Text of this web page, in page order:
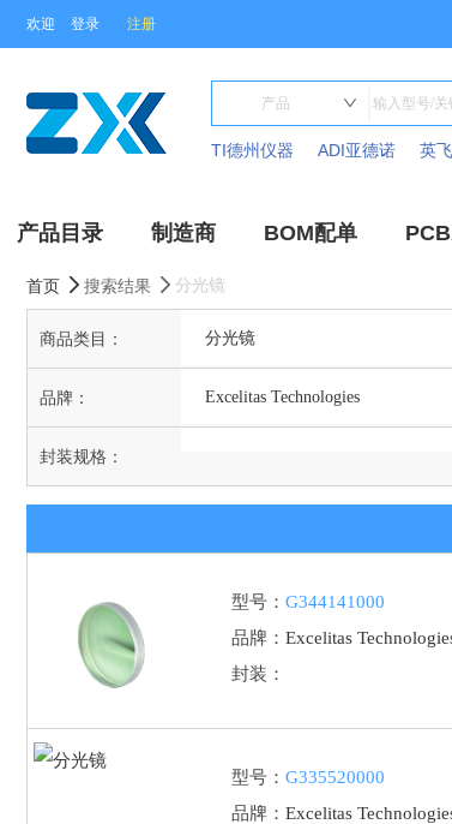
欢迎 登录 注册
TI德州仪器 ADI亚德诺 英
产品目录 制造商 BOM配单
首页 搜索结果 分光镜
商品类目： 分光镜
品牌： Excelitas Technologies
封装规格：
型号： G344141000
品牌： Excelitas
封装：
型号： G335520000
品牌： Excelitas